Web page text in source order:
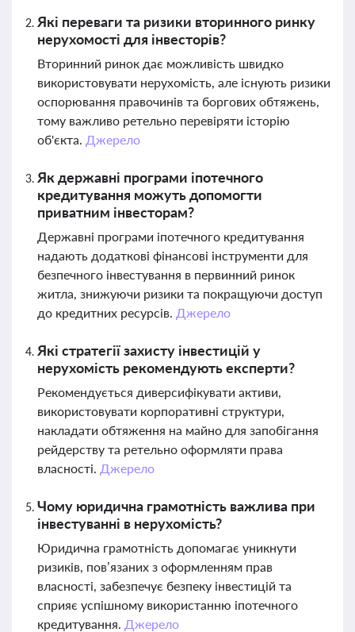
Які переваги та ризики вторинного ринку
нерухомості для інвесторів?
Вторинний ринок дає можливість швидко
використовувати нерухомість, але існують ризики
оспорювання правочинів та боргових обтяжень,
тому важливо ретельно перевіряти історію
об'єкта. Джерело
Як державні програми іпотечного
кредитування можуть допомогти
приватним інвесторам?
Державні програми іпотечного кредитування
надають додаткові фінансові інструменти для
безпечного інвестування в первинний ринок
житла, знижуючи ризики та покращуючи доступ
до кредитних ресурсів. Джерело
Які стратегії захисту інвестицій у
нерухомість рекомендують експерти?
Рекомендується диверсифікувати активи,
використовувати корпоративні структури,
накладати обтяження на майно для запобігання
рейдерству та ретельно оформляти права
власності. Джерело
Чому юридична грамотність важлива при
інвестуванні в нерухомість?
Юридична грамотність допомагає уникнути
ризиків, пов’язаних з оформленням прав
власності, забезпечує безпеку інвестицій та
сприяє успішному використанню іпотечного
кредитування. Джерело